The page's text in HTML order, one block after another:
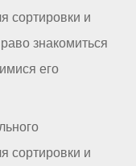
сортировки и
знакомиться
его
сортировки и